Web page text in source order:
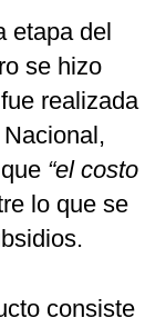
etapa del
se hizo
realizada
“el costo
lo que se
consiste